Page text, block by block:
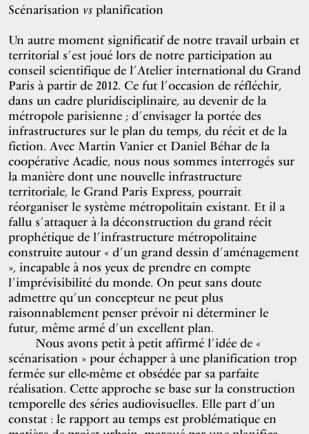
Scénarisation vsplanification
Un autre moment significatif de notre travail urbain et
territorial s’est joué lors de notre participation au
conseil scientifique de l’Atelier international du Grand
Paris à partir de 2012. Ce fut l’occasion de réfléchir,
dans un cadre pluridisciplinaire, au devenir de la
métropole parisienne ; d’envisager la portée des
infrastructures sur le plan du temps, du récit et de la
fiction. Avec Martin Vanier et Daniel Béhar de la
coopérative Acadie, nous nous sommes interrogés sur
la manière dont une nouvelle infrastructure
territoriale, le Grand Paris Express, pourrait
réorganiser le système métropolitain existant. Et il a
fallu s’attaquer à la déconstruction du grand récit
prophétique de l’infrastructure métropolitaine
construite autour « d’un grand dessin d’aménagement
», incapable à nos yeux de prendre en compte
l’imprévisibilité du monde. On peut sans doute
admettre qu’un concepteur ne peut plus
raisonnablement penser prévoir ni déterminer le
futur, même armé d’un excellent plan.
Nous avons petit à petit affirmé l’idée de «
scénarisation » pour échapper à une planification trop
fermée sur elle-même et obsédée par sa parfaite
réalisation. Cette approche se base sur la construction
temporelle des séries audiovisuelles. Elle part d’un
constat : le rapport au temps est problématique en